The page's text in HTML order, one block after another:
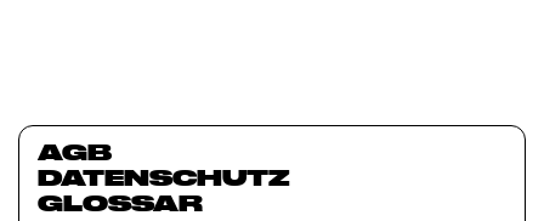
AGB
DATENSCHUTZ
GLOSSAR